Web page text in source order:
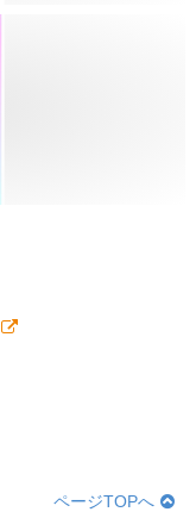
ページTOPへ